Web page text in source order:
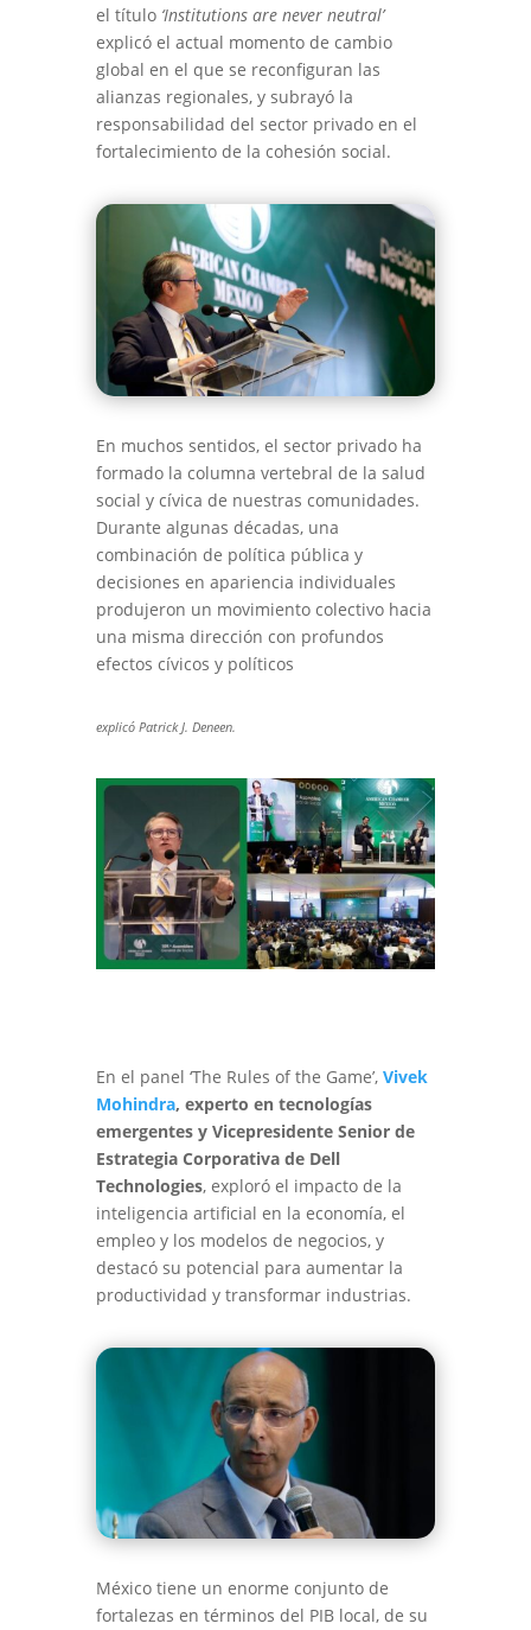
el título ‘Institutions are never neutral’
explicó el actual momento de cambio
global en el que se reconfiguran las
alianzas regionales, y subrayó la
responsabilidad del sector privado en el
fortalecimiento de la cohesión social.
En muchos sentidos, el sector privado ha
formado la columna vertebral de la salud
social y cívica de nuestras comunidades.
Durante algunas décadas, una
combinación de política pública y
decisiones en apariencia individuales
produjeron un movimiento colectivo hacia
una misma dirección con profundos
efectos cívicos y políticos
explicó Patrick J. Deneen.
En el panel ‘The Rules of the Game’, Vivek
Mohindra, experto en tecnologías
emergentes y Vicepresidente Senior de
Estrategia Corporativa de Dell
Technologies, exploró el impacto de la
inteligencia artificial en la economía, el
empleo y los modelos de negocios, y
destacó su potencial para aumentar la
productividad y transformar industrias.
México tiene un enorme conjunto de
fortalezas en términos del PIB local, de su